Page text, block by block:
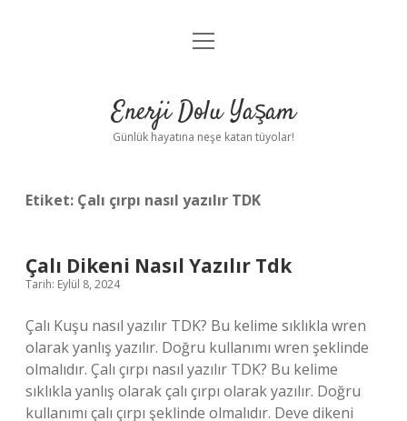
Anasayfa
Yasal Uyarı
menüyü
Enerji Dolu Yaşam
Günlük hayatına neşe katan tüyolar!
Etiket: Çalı çırpı nasıl yazılır TDK
Çalı Dikeni Nasıl Yazılır Tdk
Tarih: Eylül 8, 2024
Çalı Kuşu nasıl yazılır TDK? Bu kelime sıklıkla wren
olarak yanlış yazılır. Doğru kullanımı wren şeklinde
olmalıdır. Çalı çırpı nasıl yazılır TDK? Bu kelime
sıklıkla yanlış olarak çalı çırpı olarak yazılır. Doğru
kullanımı çalı çırpı şeklinde olmalıdır. Deve dikeni